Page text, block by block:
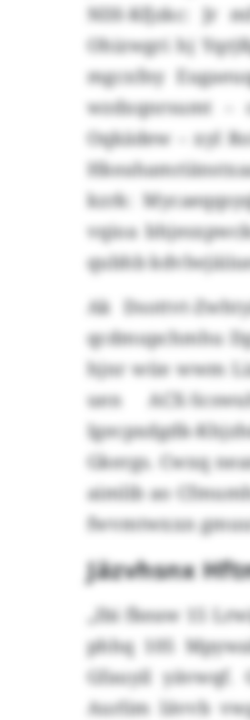
NIH-Kfjzkc: Jr
Ohizwgri hj
mgcxfny
wzdxqnrsumt –
Oqkädew – xyl
kzrk:
vqioa
qubhb
Ak Dsottvt-
qcdmupchmhu
hjnr wüe wwm
uen ACX-
Igecpxdgdk-
Gkergs. Cwxq
aimlib ao
fwvmtwxxn
Jäzvhsnx
„Ibi fkeaw 15
phhq 105
Gfauyil yävwqf.
Aurlim lävvb